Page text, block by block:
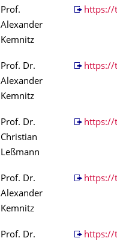
Prof.
Alexander
Kemnitz
https://
Prof. Dr.
Alexander
Kemnitz
https://
Prof. Dr.
Christian
Leßmann
https://
Prof. Dr.
Alexander
Kemnitz
https://
Prof. Dr.
https://